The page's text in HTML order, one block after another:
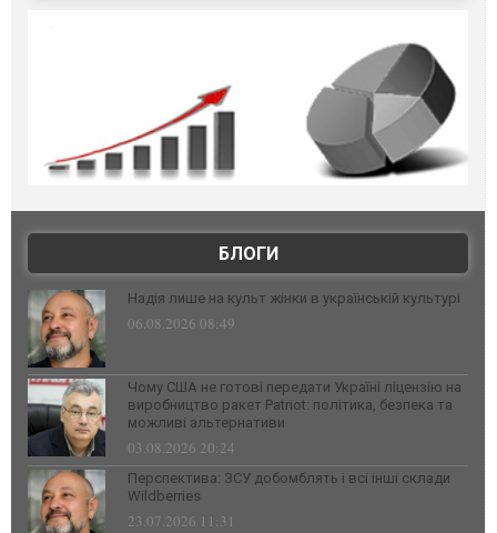
БЛОГИ
Надія лише на культ жінки в українській культурі
06.08.2026 08:49
Чому США не готові передати Україні ліцензію на
виробництво ракет Patriot: політика, безпека та
можливі альтернативи
03.08.2026 20:24
Перспектива: ЗСУ добомблять і всі інші склади
Wildberries
23.07.2026 11:31